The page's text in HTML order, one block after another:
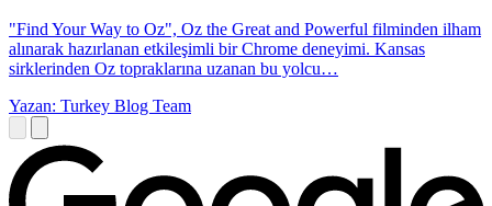
"Find Your Way to Oz", Oz the Great and Powerful filminden ilham
alınarak hazırlanan etkileşimli bir Chrome deneyimi. Kansas
sirklerinden Oz topraklarına uzanan bu yolcu…
Yazan: Turkey Blog Team